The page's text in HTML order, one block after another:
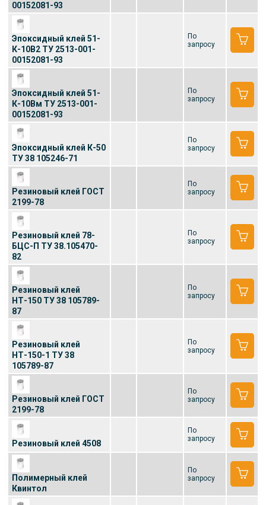
00152081-93
Эпоксидный клей 51-
К-10В2 ТУ 2513-001-
00152081-93
По
запросу
Эпоксидный клей 51-
К-10Вм ТУ 2513-001-
00152081-93
По
запросу
Эпоксидный клей К-50
ТУ 38 105246-71
По
запросу
Резиновый клей ГОСТ
2199-78
По
запросу
Резиновый клей 78-
БЦС-П ТУ 38.105470-
82
По
запросу
Резиновый клей
НТ-150 ТУ 38 105789-
87
По
запросу
Резиновый клей
НТ-150-1 ТУ 38
105789-87
По
запросу
Резиновый клей ГОСТ
2199-78
По
запросу
Резиновый клей 4508
По
запросу
Полимерный клей
Квинтол
По
запросу